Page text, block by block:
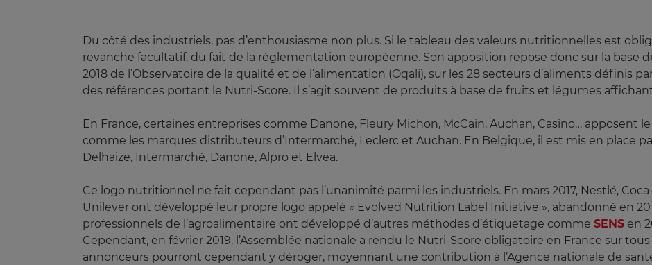
Du côté des industriels, pas d’enthousiasme non plus. Si le tableau des valeurs nutritionnelles est
revanche facultatif, du fait de la réglementation européenne. Son apposition repose donc sur la base
2018 de l’Observatoire de la qualité et de l’alimentation (Oqali), sur les 28 secteurs d’aliments définis
des références portant le Nutri-Score. Il s’agit souvent de produits à base de fruits et légumes
En France, certaines entreprises comme Danone, Fleury Michon, McCain, Auchan, Casino… apposent
comme les marques distributeurs d’Intermarché, Leclerc et Auchan. En Belgique, il est mis en place
Delhaize, Intermarché, Danone, Alpro et Elvea.
Ce logo nutritionnel ne fait cependant pas l’unanimité parmi les industriels. En mars 2017, Nestlé,
Unilever ont développé leur propre logo appelé « Evolved Nutrition Label Initiative », abandonné en
professionnels de l’agroalimentaire ont développé d’autres méthodes d’étiquetage comme SENS en
Cependant, en février 2019, l’Assemblée nationale a rendu le Nutri-Score obligatoire en France sur
annonceurs pourront cependant y déroger, moyennant une contribution à l’Agence nationale de